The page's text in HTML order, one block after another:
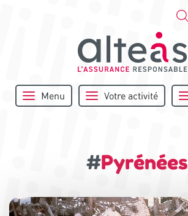
Menu Votre activité
#Pyrénées